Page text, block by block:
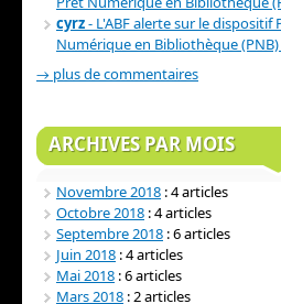
cyrz- L'ABF alerte sur le dispositif
Numérique en Bibliothèque (PNB)
→ plus de commentaires
ARCHIVES PAR MOIS
Novembre 2018 : 4 articles
Octobre 2018 : 4 articles
Septembre 2018 : 6 articles
Juin 2018 : 4 articles
Mai 2018 : 6 articles
Mars 2018 : 2 articles